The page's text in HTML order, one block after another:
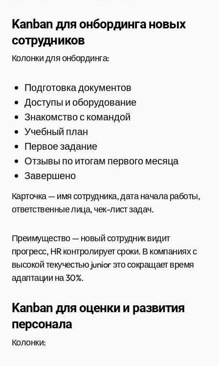
Kanban для онбординга новых
сотрудников
Колонки для онбординга:
Подготовка документов
Доступы и оборудование
Знакомство с командой
Учебный план
Первое задание
Отзывы по итогам первого месяца
Завершено
Карточка — имя сотрудника, дата начала работы,
ответственные лица, чек-лист задач.
Преимущество — новый сотрудник видит
прогресс, HR контролирует сроки. В компаниях с
высокой текучестью junior это сокращает время
адаптации на 30%.
Kanban для оценки и развития
персонала
Колонки: